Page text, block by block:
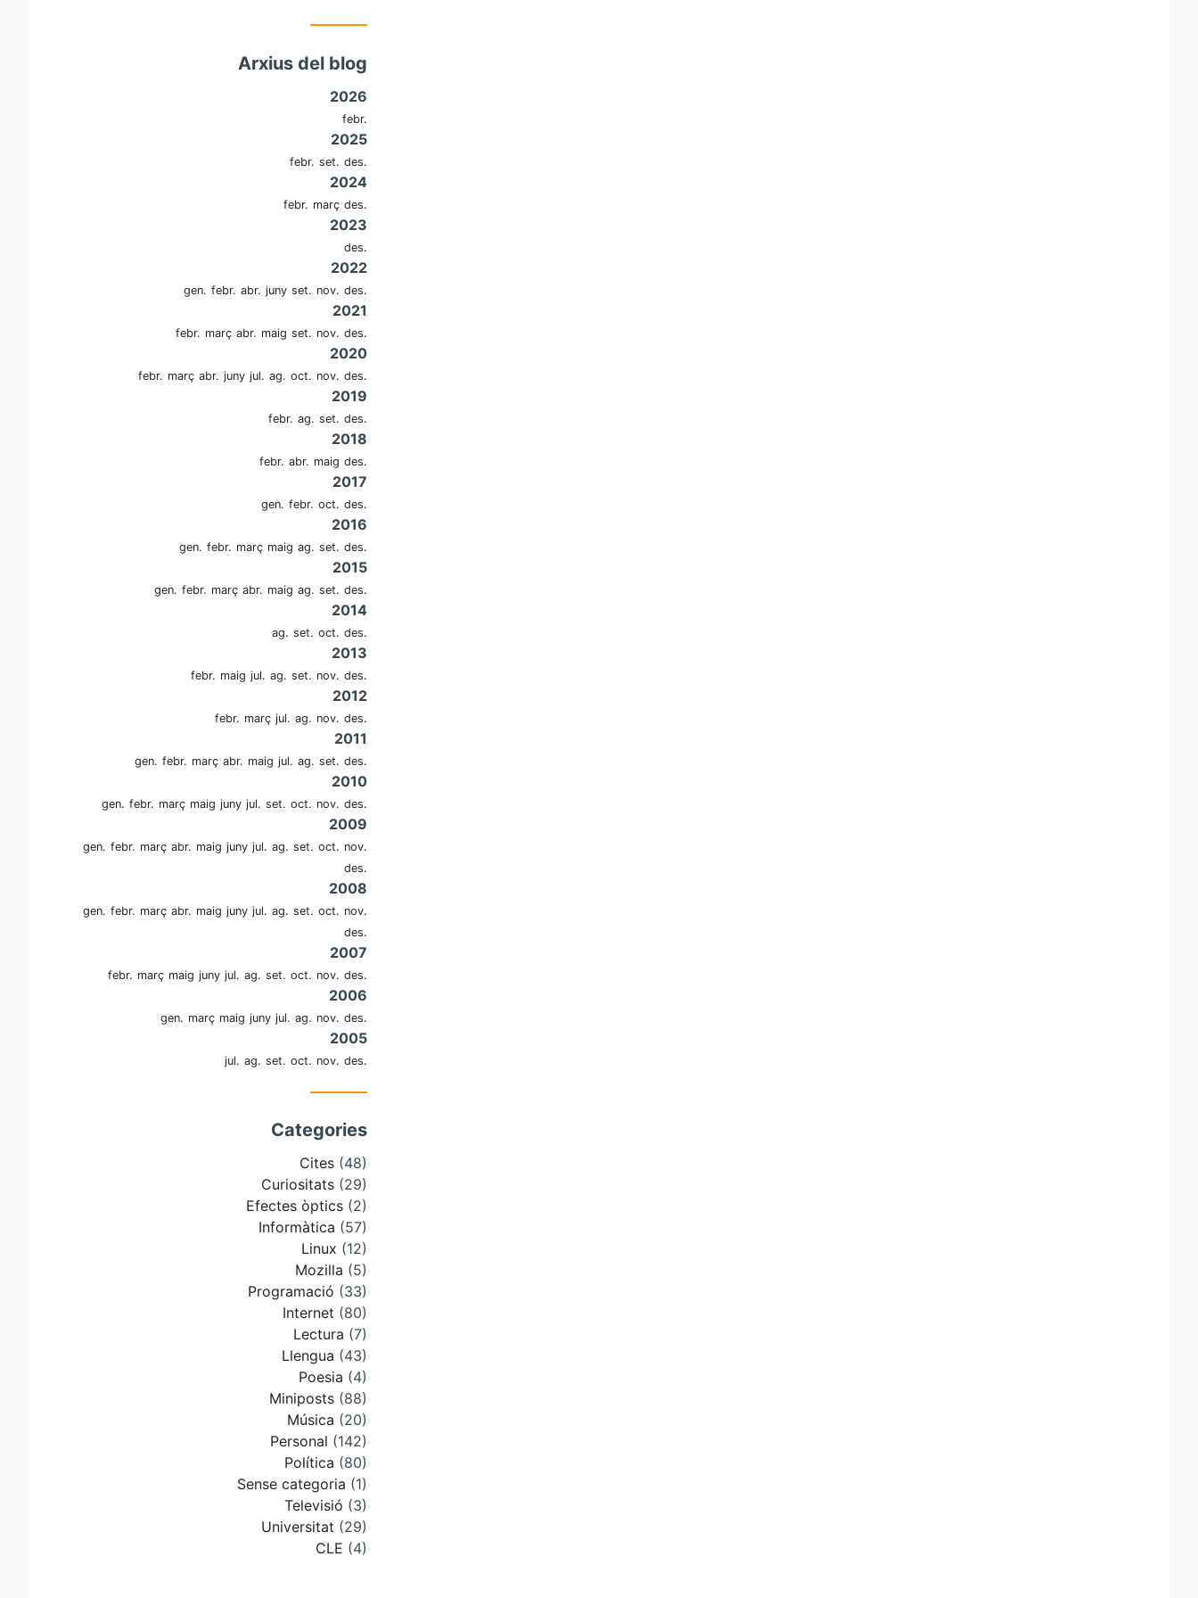
Arxius del blog
2026
febr.
2025
febr. set. des.
2024
febr. març des.
2023
des.
2022
gen. febr. abr. juny set. nov. des.
2021
febr. març abr. maig set. nov. des.
2020
febr. març abr. juny jul. ag. oct. nov. des.
2019
febr. ag. set. des.
2018
febr. abr. maig des.
2017
gen. febr. oct. des.
2016
gen. febr. març maig ag. set. des.
2015
gen. febr. març abr. maig ag. set. des.
2014
ag. set. oct. des.
2013
febr. maig jul. ag. set. nov. des.
2012
febr. març jul. ag. nov. des.
2011
gen. febr. març abr. maig jul. ag. set. des.
2010
gen. febr. març maig juny jul. set. oct. nov. des.
2009
gen. febr. març abr. maig juny jul. ag. set. oct. nov.
des.
2008
gen. febr. març abr. maig juny jul. ag. set. oct. nov.
des.
2007
febr. març maig juny jul. ag. set. oct. nov. des.
2006
gen. març maig juny jul. ag. nov. des.
2005
jul. ag. set. oct. nov. des.
Categories
Cites (48)
Curiositats (29)
Efectes òptics (2)
Informàtica (57)
Linux (12)
Mozilla (5)
Programació (33)
Internet (80)
Lectura (7)
Llengua (43)
Poesia (4)
Miniposts (88)
Música (20)
Personal (142)
Política (80)
Sense categoria (1)
Televisió (3)
Universitat (29)
CLE (4)